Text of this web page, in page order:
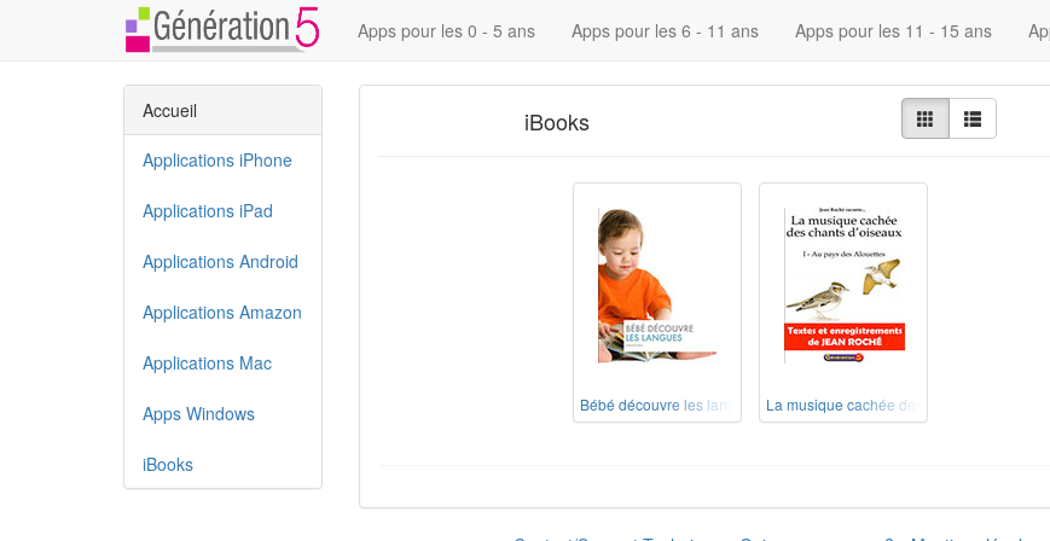
Apps pour les 0 - 5 ans Apps pour les 6 - 11 ans Apps pour les 11 - 15 ans
iBooks
Bébé découvre les langues (iBook)La musique cachée des chants d'oiseaux –
Accueil
Applications iPhone
Applications iPad
Applications Android
Applications Amazon
Applications Mac
Apps Windows
iBooks